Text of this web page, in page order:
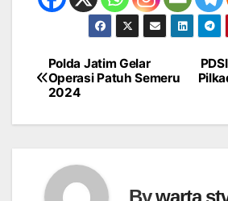
Navigasi
pos
Polda Jatim Gelar
Operasi Patuh Semeru
2024